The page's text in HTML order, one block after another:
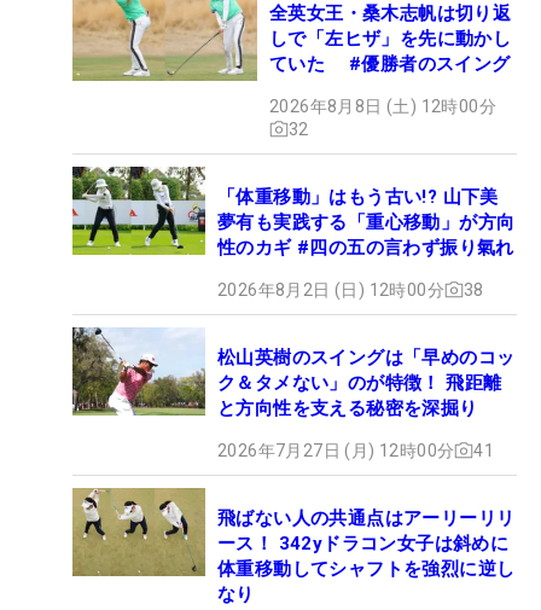
全英女王・桑木志帆は切り返
しで「左ヒザ」を先に動かし
ていた #優勝者のスイング
2026年8月8日 (土) 12時00分
32
「体重移動」はもう古い!? 山下美
夢有も実践する「重心移動」が方向
性のカギ #四の五の言わず振り氣れ
2026年8月2日 (日) 12時00分 38
松山英樹のスイングは「早めのコッ
ク＆タメない」のが特徴！ 飛距離
と方向性を支える秘密を深掘り
2026年7月27日 (月) 12時00分 41
飛ばない人の共通点はアーリーリリ
ース！ 342yドラコン女子は斜めに
体重移動してシャフトを強烈に逆し
なり